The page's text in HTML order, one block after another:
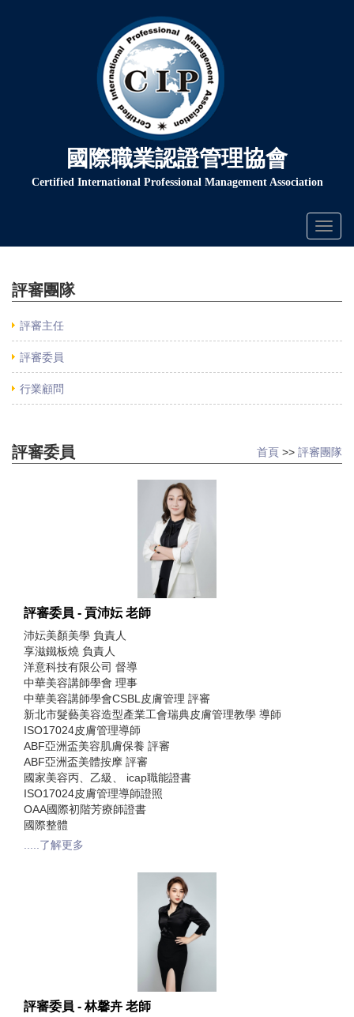
國際職業認證管理協會
Certified International Professional Management Association
評審團隊
評審主任
評審委員
行業顧問
評審委員 首頁 >> 評審團隊
評審委員 - 貢沛妘 老師
沛妘美顏美學 負責人
享滋鐵板燒 負責人
洋意科技有限公司 督導
中華美容講師學會 理事
中華美容講師學會CSBL皮膚管理 評審
新北市髮藝美容造型產業工會瑞典皮膚管理教學 導師
ISO17024皮膚管理導師
ABF亞洲盃美容肌膚保養 評審
ABF亞洲盃美體按摩 評審
國家美容丙、乙級、 icap職能證書
ISO17024皮膚管理導師證照
OAA國際初階芳療師證書
國際整體
.....了解更多
評審委員 - 林馨卉 老師